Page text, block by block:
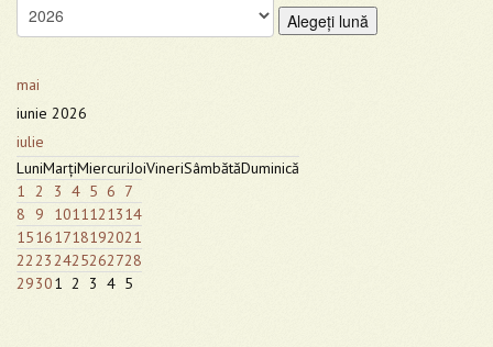
Alegeţi lună
mai
iunie 2026
iulie
LuniMarţiMiercuriJoiVineriSâmbătăDuminică
1
2 3 4 5 6 7
8
9 1011 121314
15161718192021
22 23 2425262728
29301 2 3 4 5